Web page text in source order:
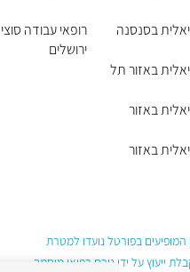
בסנסנה
באזור תל
באזור
באזור
רופאי עבודה
ירושלים
בפורטל נועדו למטרת
ייעוץ על ידי גורם רפואי מוסמך